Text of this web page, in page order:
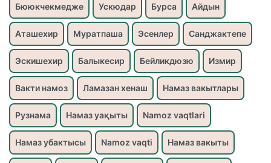
Бююкчекмедже Ускюдар Бурса Айдын
Аташехир Муратпаша Эсенлер Санджактепе
Эскишехир Балыкесир Бейликдюзю Измир
Вакти намоз Ламазан хенаш Намаз вакытлары
Рузнама Намаз уақыты Namoz vaqtlari
Намаз убактысы Namoz vaqti Намаз вакыты